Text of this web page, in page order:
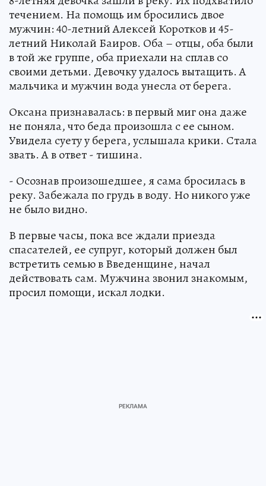
течением. На помощь им бросились двое
мужчин: 40-летний Алексей Коротков и 45-
летний Николай Баиров. Оба – отцы, оба были
в той же группе, оба приехали на сплав со
своими детьми. Девочку удалось вытащить. А
мальчика и мужчин вода унесла от берега.
Оксана признавалась: в первый миг она даже
не поняла, что беда произошла с ее сыном.
Увидела суету у берега, услышала крики. Стала
звать. А в ответ - тишина.
- Осознав произошедшее, я сама бросилась в
реку. Забежала по грудь в воду. Но никого уже
не было видно.
В первые часы, пока все ждали приезда
спасателей, ее супруг, который должен был
встретить семью в Введенщине, начал
действовать сам. Мужчина звонил знакомым,
просил помощи, искал лодки.